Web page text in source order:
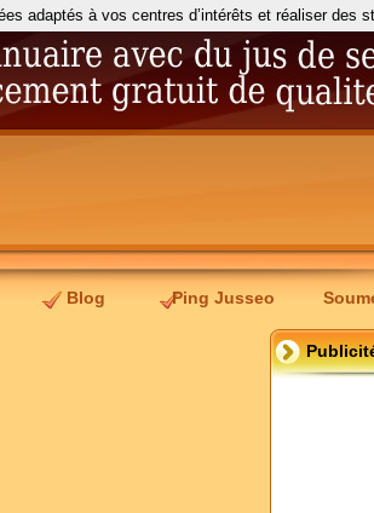
Blog Ping Jusseo
adaptés à vos centres d’intérêts et réaliser des